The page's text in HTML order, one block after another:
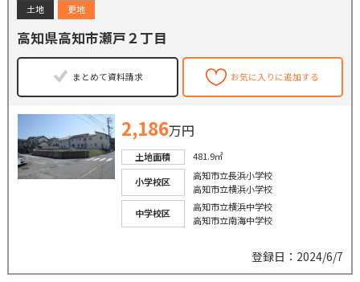
土地 更地
高知県高知市瀬戸２丁目
まとめて資料請求 お気に入りに追加する
2,186万円
土地面積 481.9㎡
小学校区
高知市立長浜小学校
高知市立横浜小学校
中学校区
高知市立横浜中学校
高知市立南海中学校
登録日：2024/6/7